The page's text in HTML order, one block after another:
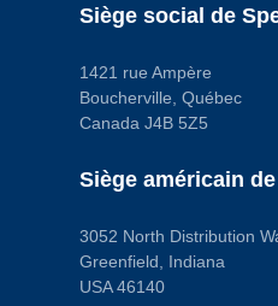
Siège social de
1421 rue Ampère
Boucherville, Québec
Canada J4B 5Z5
Siège américain
3052 North Distribution
Greenfield, Indiana
USA 46140